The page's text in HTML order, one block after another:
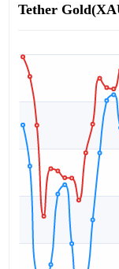
Tether